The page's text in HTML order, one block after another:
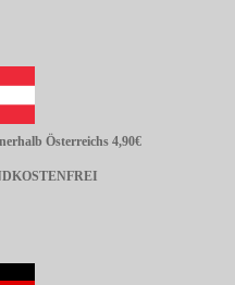
Österreichs 4,90€